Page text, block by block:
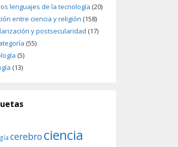
lenguajes de la tecnología (20)
entre ciencia y religión (158)
y postsecularidad (17)
(55)
(5)
(13)
cerebro ciencia